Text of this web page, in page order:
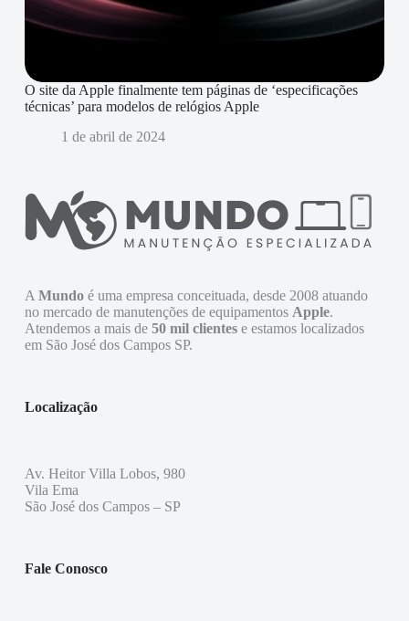
O site da Apple finalmente tem páginas de ‘especificações
técnicas’ para modelos de relógios Apple
1 de abril de 2024
A Mundoé uma empresa conceituada, desde 2008 atuando
no mercado de manutenções de equipamentos Apple.
Atendemos a mais de 50 mil clientese estamos localizados
em São José dos Campos SP.
Localização
Av. Heitor Villa Lobos, 980
Vila Ema
São José dos Campos – SP
Fale Conosco